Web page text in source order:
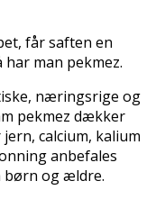
får saften en
man pekmez.
næringsrige og
pekmez dækker
calcium, kalium
anbefales
børn og ældre.